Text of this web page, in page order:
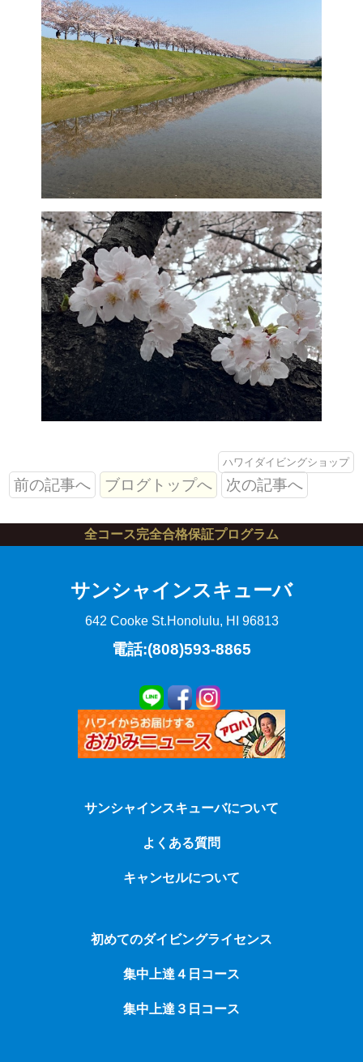
ハワイダイビングショップ
前の記事へ ブログトップへ 次の記事へ
全コース完全合格保証プログラム
サンシャインスキューバ
642 Cooke St.Honolulu, HI 96813
電話:(808)593-8865
サンシャインスキューバについて
よくある質問
キャンセルについて
初めてのダイビングライセンス
集中上達４日コース
集中上達３日コース